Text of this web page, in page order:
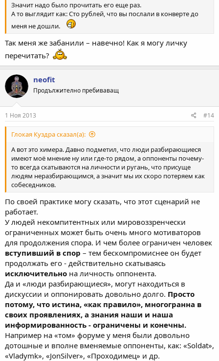
Значит надо было прочитать его еще раз.
А то выглядит как: Сто рублей, что вы послали в конверте до
меня не дошли.
Так меня же забанили – навечно! Как я могу личку
перечитать?
neofit
Продължително пребиваващ
1 Ноя 2013 #14
Глокая Куздра сказал(а):
А вот это химера. Давно подметил, что люди разбирающиеся
имеют моё мнение ну или где-то рядом, а оппоненты почему-
то всегда скатываются на личности и ругань, что присуще
людям неразбирающимся, а значит мы их скоро потеряем как
собеседников.
По своей практике могу сказать, что этот сценарий не
работает.
У людей некомпитентных или мировоззренчески
ограниченных может быть очень много мотиваторов
для продолжения спора. И чем более ограничен человек
вступивший в спор – тем бескомпромиснее он будет
продолжать его - действительно скатываясь
исключительно на личность оппонента.
Да и «люди разбирающиеся», могут находиться в
дискуссии и оппонировать довольно долго. Просто
потому, что истина, «как правило», многогранна в
своих проявлениях, а знания наши и наша
информированность - ограничены и конечны.
Например на «том» форуме у меня были довольно
дотошные и вполне вменяемые оппоненты, как: «Soldat»,
«Vladymk», «JonSilver», «Проходимец» и др.